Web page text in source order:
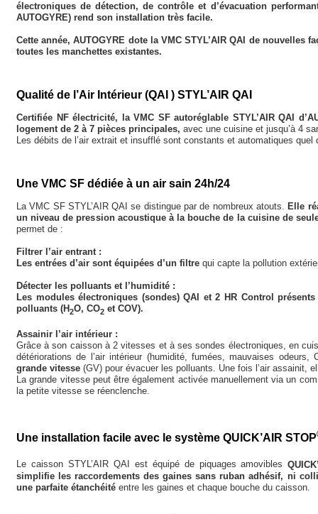
électroniques de détection, de contrôle et d’évacuation
AUTOGYRE) rend son installation très facile.
Cette année, AUTOGYRE dote la VMC STYL’AIR QAI de nouvelles
toutes les manchettes existantes.
Qualité de l’Air Intérieur (QAI ) STYL’AIR QAI
Certifiée NF électricité, la VMC SF autoréglable STYL’AIR QAI
logement de 2 à 7 pièces principales, avec une cuisine et jusqu’à 4
Les débits de l’air extrait et insufflé sont constants et automatiques quel
Une VMC SF dédiée à un air sain 24h/24
La VMC SF STYL’AIR QAI se distingue par de nombreux atouts. Elle
un niveau de pression acoustique à la bouche de la cuisine de
permet de :
Filtrer l’air entrant :
Les entrées d’air sont équipées d’un filtre qui capte la pollution
Détecter les polluants et l’humidité :
Les modules électroniques (sondes) QAI et 2 HR Control
polluants (H2O, CO2 et COV).
Assainir l’air intérieur :
Grâce à son caisson à 2 vitesses et à ses sondes électroniques, en
détériorations de l’air intérieur (humidité, fumées, mauvaises odeurs,
grande vitesse (GV) pour évacuer les polluants. Une fois l’air assainit,
La grande vitesse peut être également activée manuellement via un
la petite vitesse se réenclenche.
Une installation facile avec le système QUICK’AIR STOP
Le caisson STYL’AIR QAI est équipé de piquages amovibles
simplifie les raccordements des gaines sans ruban adhésif, ni
une parfaite étanchéité entre les gaines et chaque bouche du caisson.